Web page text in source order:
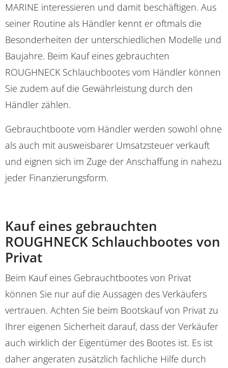
MARINE interessieren und damit beschäftigen. Aus
seiner Routine als Händler kennt er oftmals die
Besonderheiten der unterschiedlichen Modelle und
Baujahre. Beim Kauf eines gebrauchten
ROUGHNECK Schlauchbootes vom Händler können
Sie zudem auf die Gewährleistung durch den
Händler zählen.
Gebrauchtboote vom Händler werden sowohl ohne
als auch mit ausweisbarer Umsatzsteuer verkauft
und eignen sich im Zuge der Anschaffung in nahezu
jeder Finanzierungsform.
Kauf eines gebrauchten
ROUGHNECK Schlauchbootes von
Privat
Beim Kauf eines Gebrauchtbootes von Privat
können Sie nur auf die Aussagen des Verkäufers
vertrauen. Achten Sie beim Bootskauf von Privat zu
Ihrer eigenen Sicherheit darauf, dass der Verkäufer
auch wirklich der Eigentümer des Bootes ist. Es ist
daher angeraten zusätzlich fachliche Hilfe durch